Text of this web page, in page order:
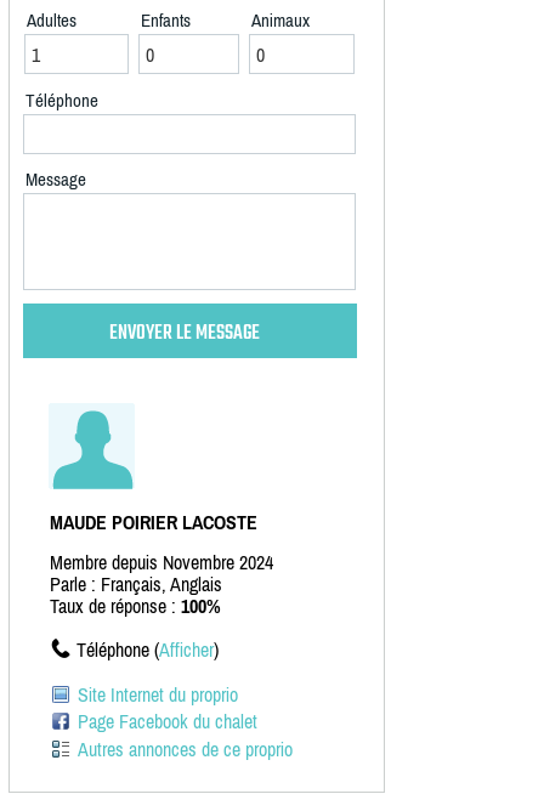
Adultes Enfants Animaux
Téléphone
Message
MAUDE POIRIER LACOSTE
Membre depuis Novembre 2024
Parle : Français, Anglais
Taux de réponse : 100%
Téléphone (Afficher)
Site Internet du proprio
Page Facebook du chalet
Autres annonces de ce proprio